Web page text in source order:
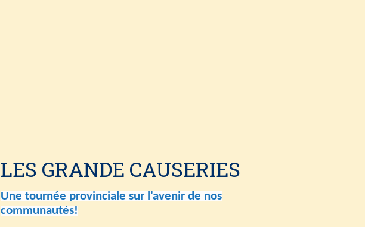
LES GRANDE CAUSERIES
Une tournée provinciale sur l'avenir de nos
communautés!